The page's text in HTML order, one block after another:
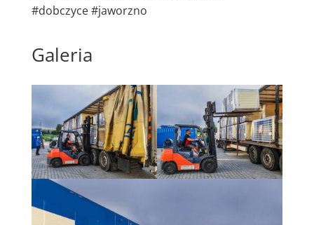
#dobczyce #jaworzno
Galeria